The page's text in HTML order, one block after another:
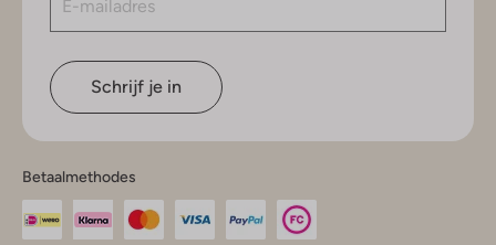
Schrijf je in
Betaalmethodes